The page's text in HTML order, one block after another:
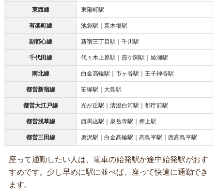
東西線 東陽町駅
有楽町線 池袋駅｜新木場駅
副都心線 新宿三丁目駅｜千川駅
千代田線 代々木上原駅｜霞ケ関駅｜綾瀬駅
南北線 白金高輪駅｜市ヶ谷駅｜王子神谷駅
都営新宿線 笹塚駅｜大島駅
都営大江戸線 光が丘駅｜清澄白河駅｜都庁前駅
都営浅草線 西馬込駅｜泉岳寺駅｜押上駅
都営三田線 奥沢駅｜白金高輪駅｜高島平駅｜西高島平駅
座って通勤したい人は、電車の始発駅か途中始発駅がおす
すめです。少し早めに駅に並べば、座って快適に通勤でき
ます。